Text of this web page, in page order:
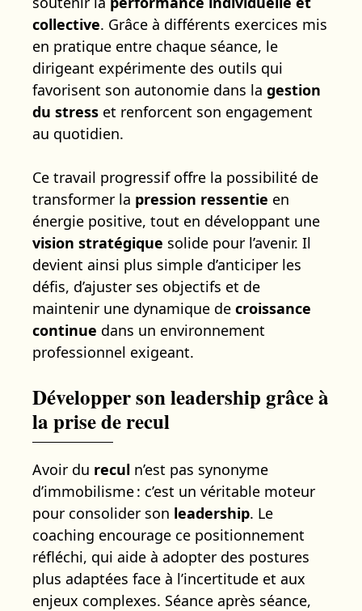
collective. Grâce à différents exercices mis
en pratique entre chaque séance, le
dirigeant expérimente des outils qui
favorisent son autonomie dans la gestion
du stress et renforcent son engagement
au quotidien.
Ce travail progressif offre la possibilité de
transformer la pression ressentie en
énergie positive, tout en développant une
vision stratégique solide pour l’avenir. Il
devient ainsi plus simple d’anticiper les
défis, d’ajuster ses objectifs et de
maintenir une dynamique de croissance
continue dans un environnement
professionnel exigeant.
Développer son leadership grâce à
la prise de recul
Avoir du recul n’est pas synonyme
d’immobilisme : c’est un véritable moteur
pour consolider son leadership. Le
coaching encourage ce positionnement
réfléchi, qui aide à adopter des postures
plus adaptées face à l’incertitude et aux
enjeux complexes. Séance après séance,